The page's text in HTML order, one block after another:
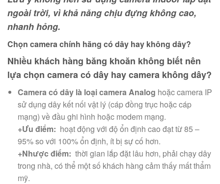
ngoài trời, vì khả năng chịu đựng không cao,
nhanh hỏng.
Chọn camera chính hãng có dây hay không dây?
Nhiều khách hàng băng khoăn không biết nên
lựa chọn camera có dây hay camera không dây?
Camera có dây là loại camera Analog hoặc camera IP
sử dụng dây kết nối vật lý (cáp đồng trục hoặc cáp
mạng) về đầu ghi hình hoặc modem mạng.
+Ưu điểm: hoạt động với độ ổn định cao đạt từ 85 –
95% so với 100% ổn định, ít bị sự cố hơn.
+Nhược điểm: thời gian lắp đặt lâu hơn, phải chạy dây
trong nhà, có thể một số khách hàng cảm thấy mất thẩm
mỹ.